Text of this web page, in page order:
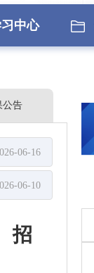
中心
公告
06-16
06-10
招